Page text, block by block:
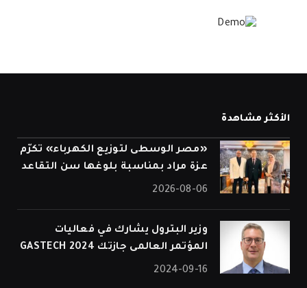
الأكثر مشاهدة
«مصر الوسطى لتوزيع الكهرباء» تكرّم
عزة مراد بمناسبة بلوغها سن التقاعد
2026-08-06
وزير البترول يشارك في فعاليات
المؤتمر العالمى جازتك 2024 GASTECH
2024-09-16